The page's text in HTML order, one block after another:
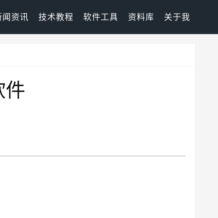
闻资讯 技术教程 软件工具 资料库 关于我